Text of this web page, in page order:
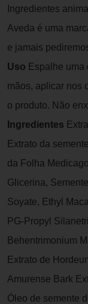
Ingredientes
Aveda é uma
e jamais
Uso Espalhe
mãos, aplicar nos
o produto. Não
Ingredientes
Extrato da
da Folha
Glicerina,
Soyate, Ethyl
PG-Propyl
Behentrimonium
Extrato de
Amurense Bark
Óleo de semente